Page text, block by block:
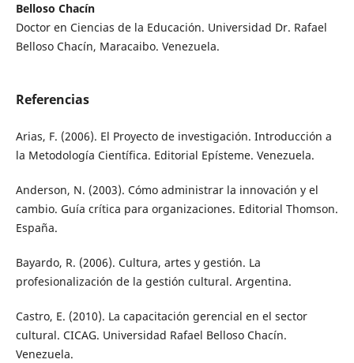
Belloso Chacín
Doctor en Ciencias de la Educación. Universidad Dr. Rafael
Belloso Chacín, Maracaibo. Venezuela.
Referencias
Arias, F. (2006). El Proyecto de investigación. Introducción a
la Metodología Científica. Editorial Epísteme. Venezuela.
Anderson, N. (2003). Cómo administrar la innovación y el
cambio. Guía crítica para organizaciones. Editorial Thomson.
España.
Bayardo, R. (2006). Cultura, artes y gestión. La
profesionalización de la gestión cultural. Argentina.
Castro, E. (2010). La capacitación gerencial en el sector
cultural. CICAG. Universidad Rafael Belloso Chacín.
Venezuela.